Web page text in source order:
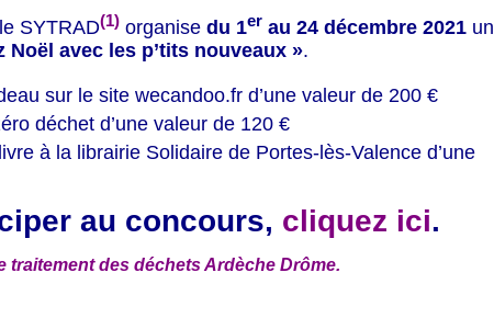
SYTRAD(1) organise du 1er au 24 décembre 2021 un
Noël avec les p’tits nouveaux ».
sur le site wecandoo.fr d’une valeur de 200 €
déchet d’une valeur de 120 €
à la librairie Solidaire de Portes-lès-Valence d’une
au concours, cliquez ici.
traitement des déchets Ardèche Drôme.